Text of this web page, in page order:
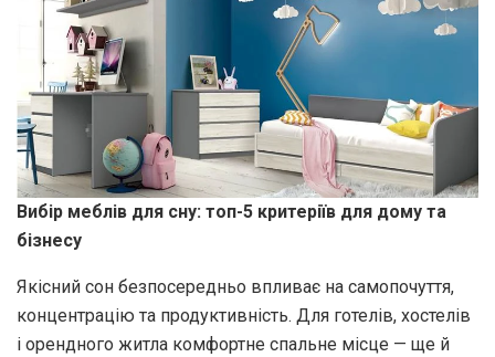
Вибір меблів для сну: топ-5 критеріїв для дому та
бізнесу
Якісний сон безпосередньо впливає на самопочуття,
концентрацію та продуктивність. Для готелів, хостелів
і орендного житла комфортне спальне місце — ще й